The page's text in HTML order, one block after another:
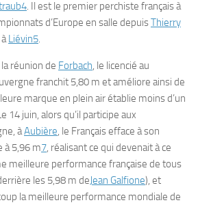
4. Il est le premier perchiste français à
d’Europe en salle depuisThierry
Liévin5.
réunion de Forbach, le licencié au
franchit 5,80 m et améliore ainsi de
marque en plein air établie moins d’un
14 juin, alors qu’il participe aux
àAubière, le Français efface à son
à 5,96 m7, réalisant ce qui devenait à ce
meilleure performance française de tous
les 5,98 m deJean Galfione), et
la meilleure performance mondiale de